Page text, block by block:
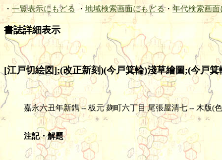
・ 一覧表示にもどる ・ 地域検索画面にもどる・ 年代検索画面
書誌詳細表示
[江戸切絵図];(改正新刻)(今戸箕輪)淺草繪圖;(今戸
嘉永六丑年新鐫 -- 板元 麹町六丁目 尾張屋清七 -- 木版(色
注記・解題